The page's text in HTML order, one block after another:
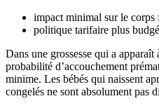
impact minimal sur le corps
politique tarifaire plus
Dans une grossesse qui a
probabilité d’accouchement
minime. Les bébés qui naissent
congelés ne sont absolument pas